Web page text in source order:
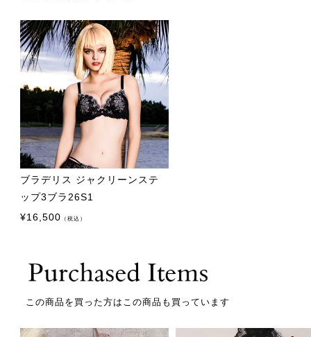
ブラデリス ジャクリーンステ
ップ3ブラ26S1
¥16,500 （税込）
この商品を買った方はこの商品も買っています